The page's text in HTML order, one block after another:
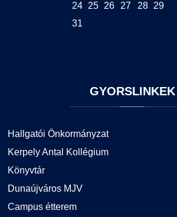
24
25 26 27 28 29
31
GYORSLINKEK
Hallgatói Önkormányzat
Kerpely Antal Kollégium
Könyvtár
Dunaújváros MJV
Campus étterem